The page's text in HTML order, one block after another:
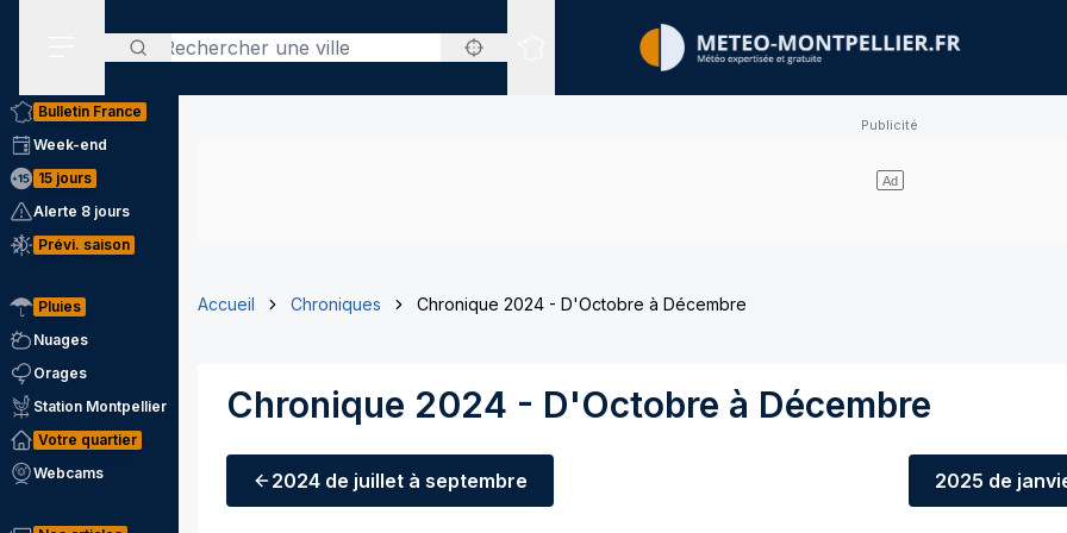
Rechercher
Sites expertisés
Bulletin France
Week-end
15 jours
Alerte 8 jours
Prévi. saison
Pluies
Nuages
Orages
Station Montpellier
Votre quartier
Webcams
Accueil Chroniques Chronique 2024 - D'Octobre à Décembre
Chronique 2024 - D'Octobre à Décembre
2024 de juillet à septembre 2025 de